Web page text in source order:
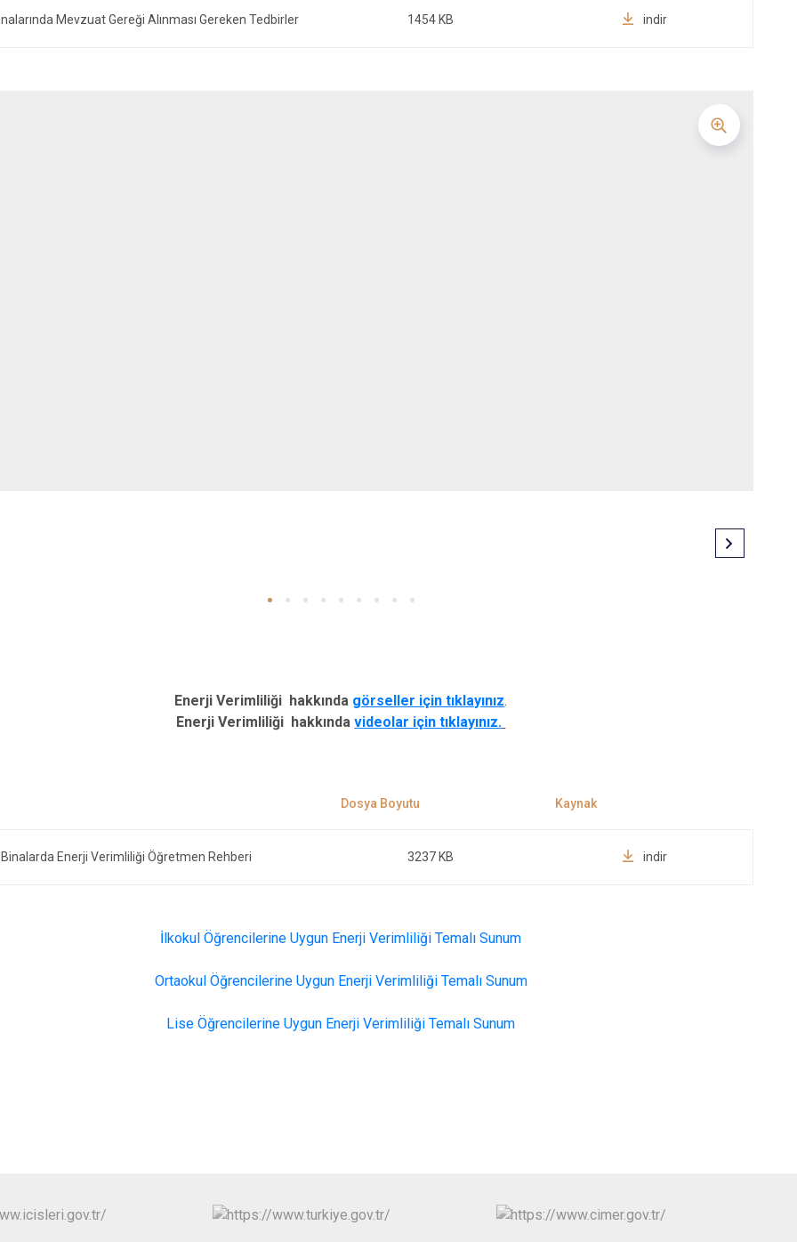
Mevzuat Gereği Alınması Gereken Tedbirler 1454 KB indir
Enerji Verimliliği hakkında görseller için tıklayınız.
Enerji Verimliliği hakkında videolar için tıklayınız.
Binalarda Enerji Verimliliği Öğretmen Rehberi 3237 KB indir
İlkokul Öğrencilerine Uygun Enerji Verimliliği Temalı Sunum
Ortaokul Öğrencilerine Uygun Enerji Verimliliği Temalı Sunum
Lise Öğrencilerine Uygun Enerji Verimliliği Temalı Sunum